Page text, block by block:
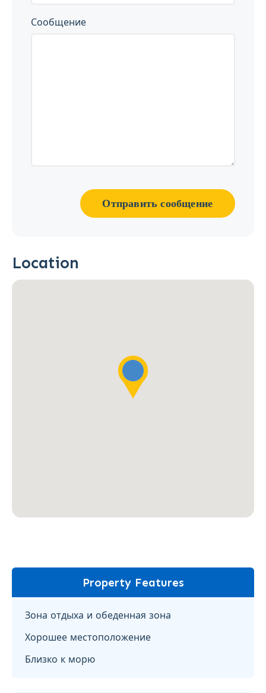
Сообщение
Отправить сообщение
Location
Property Features
Зона отдыха и обеденная зона
Хорошее местоположение
Близко к морю